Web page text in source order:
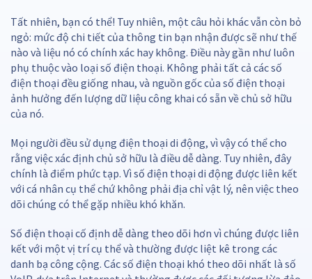
Tất nhiên, bạn có thể! Tuy nhiên, một câu hỏi khác vẫn còn bỏ
ngỏ: mức độ chi tiết của thông tin bạn nhận được sẽ như thế
nào và liệu nó có chính xác hay không. Điều này gần như luôn
phụ thuộc vào loại số điện thoại. Không phải tất cả các số
điện thoại đều giống nhau, và nguồn gốc của số điện thoại
ảnh hưởng đến lượng dữ liệu công khai có sẵn về chủ sở hữu
của nó.
Mọi người đều sử dụng điện thoại di động, vì vậy có thể cho
rằng việc xác định chủ sở hữu là điều dễ dàng. Tuy nhiên, đây
chính là điểm phức tạp. Vì số điện thoại di động được liên kết
với cá nhân cụ thể chứ không phải địa chỉ vật lý, nên việc theo
dõi chúng có thể gặp nhiều khó khăn.
Số điện thoại cố định dễ dàng theo dõi hơn vì chúng được liên
kết với một vị trí cụ thể và thường được liệt kê trong các
danh bạ công cộng. Các số điện thoại khó theo dõi nhất là số